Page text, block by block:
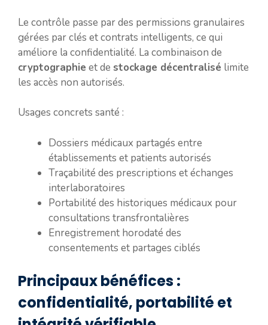
Le contrôle passe par des permissions granulaires
gérées par clés et contrats intelligents, ce qui
améliore la confidentialité. La combinaison de
cryptographie et de stockage décentralisé limite
les accès non autorisés.
Usages concrets santé :
Dossiers médicaux partagés entre
établissements et patients autorisés
Traçabilité des prescriptions et échanges
interlaboratoires
Portabilité des historiques médicaux pour
consultations transfrontalières
Enregistrement horodaté des
consentements et partages ciblés
Principaux bénéfices :
confidentialité, portabilité et